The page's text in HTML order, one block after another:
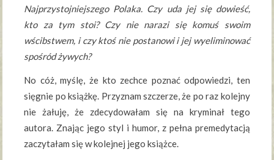
Najprzystojniejszego Polaka. Czy uda jej się dowieść,
kto za tym stoi? Czy nie narazi się komuś swoim
wścibstwem, i czy ktoś nie postanowi i jej wyeliminować
spośród żywych?
No cóż, myślę, że kto zechce poznać odpowiedzi, ten
sięgnie po książkę. Przyznam szczerze, że po raz kolejny
nie żałuję, że zdecydowałam się na kryminał tego
autora. Znając jego styl i humor, z pełna premedytacją
zaczytałam się w kolejnej jego książce.